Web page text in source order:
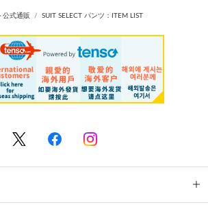
公式通販 SUIT SELECT パンツ：ITEM LIST